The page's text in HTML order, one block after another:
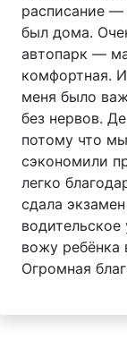
расписание
был дома.
автопарк —
комфортная.
меня было
без нервов.
потому что
сэкономили
легко
сдала
вожу ребёнка
Огромная